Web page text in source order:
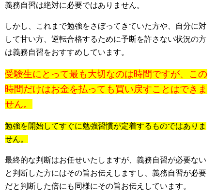
義務自習は絶対に必要ではありません。
しかし、これまで勉強をさぼってきていた方や、自分に対
して甘い方、逆転合格するために予断を許さない状況の方
は義務自習をおすすめしています。
受験生にとって最も大切なのは時間ですが、この
時間だけはお金を払っても買い戻すことはできま
せん。
勉強を開始してすぐに勉強習慣が定着するものではありま
せん。
最終的な判断はお任せいたしますが、義務自習が必要ない
と判断した方にはその旨お伝えしますし、義務自習が必要
だと判断した倍にも同様にその旨お伝えしています。